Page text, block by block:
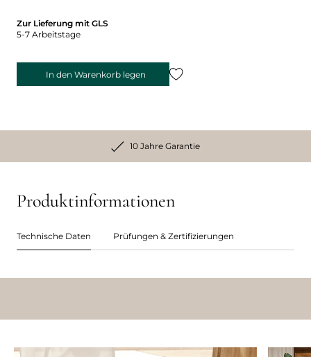
Zur Lieferung mit GLS
5-7 Arbeitstage
In den Warenkorb legen
10 Jahre Garantie
Produktinformationen
Technische Daten Prüfungen & Zertifizierungen